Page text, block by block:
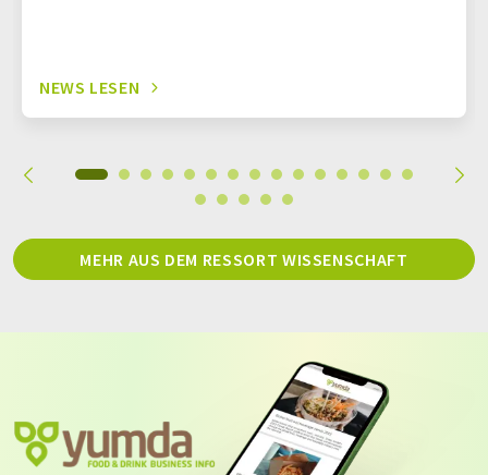
NEWS LESEN
MEHR AUS DEM RESSORT WISSENSCHAFT